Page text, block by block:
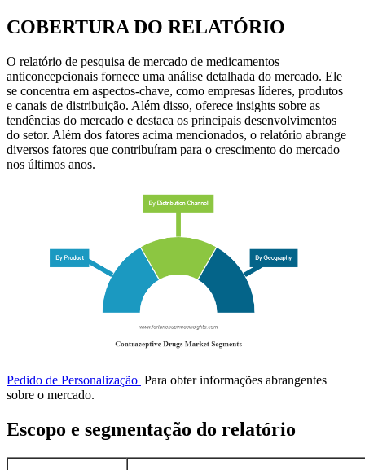
COBERTURA DO RELATÓRIO
O relatório de pesquisa de mercado de medicamentos
anticoncepcionais fornece uma análise detalhada do mercado. Ele
se concentra em aspectos-chave, como empresas líderes, produtos
e canais de distribuição. Além disso, oferece insights sobre as
tendências do mercado e destaca os principais desenvolvimentos
do setor. Além dos fatores acima mencionados, o relatório abrange
diversos fatores que contribuíram para o crescimento do mercado
nos últimos anos.
Pedido de Personalização Para obter informações abrangentes
sobre o mercado.
Escopo e segmentação do relatório